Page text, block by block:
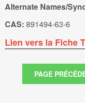
Alternate Names/
CAS: 891494-63-6
Lien vers la Fiche